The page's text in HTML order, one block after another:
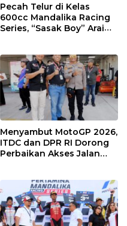
Pecah Telur di Kelas
600cc Mandalika Racing
Series, “Sasak Boy” Arai
Menyambut MotoGP 2026,
ITDC dan DPR RI Dorong
Perbaikan Akses Jalan